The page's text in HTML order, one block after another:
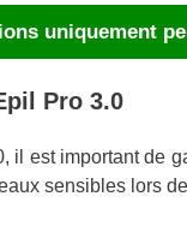
uniquement
Pro 3.0
il est important de
sensibles lors